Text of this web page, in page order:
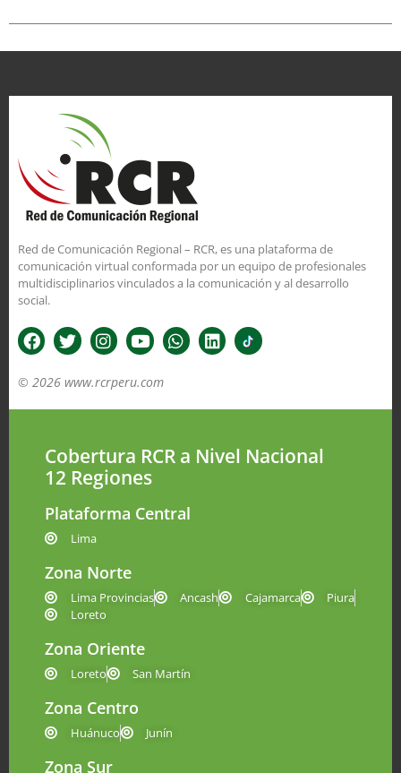
Red de Comunicación Regional – RCR, es una plataforma de
comunicación virtual conformada por un equipo de profesionales
multidisciplinarios vinculados a la comunicación y al desarrollo
social.
© 2026 www.rcrperu.com
Cobertura RCR a Nivel Nacional
12 Regiones
Plataforma Central
Lima
Zona Norte
Lima Provincias Ancash Cajamarca
Piura
Loreto
Zona Oriente
Loreto San Martín
Zona Centro
Huánuco Junín
Zona Sur